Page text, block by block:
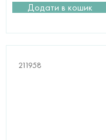
Додати в кошик
211958